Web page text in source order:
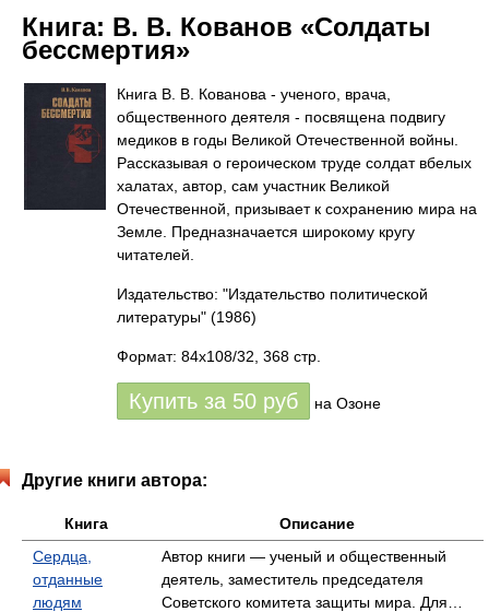
Книга: В. В. Кованов «Солдаты
бессмертия»
Книга В. В. Кованова - ученого, врача,
общественного деятеля - посвящена подвигу
медиков в годы Великой Отечественной войны.
Рассказывая о героическом труде солдат вбелых
халатах, автор, сам участник Великой
Отечественной, призывает к сохранению мира на
Земле. Предназначается широкому кругу
читателей.
Издательство: "Издательство политической
литературы" (1986)
Формат: 84x108/32, 368 стр.
Купить за 50 руб на Озоне
Другие книги автора:
Книга
Описание
Сердца,
отданные
людям
Автор книги — ученый и общественный
деятель, заместитель председателя
Советского комитета защиты мира. Для…